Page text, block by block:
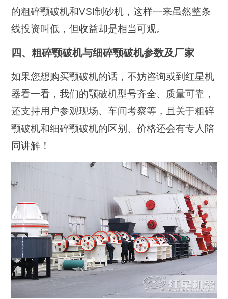
的粗碎颚破机和VSI制砂机，这样一来虽然整条
线投资叫低，但收益却是相当可观。
四、粗碎颚破机与细碎颚破机参数及厂家
如果您想购买颚破机的话，不妨咨询或到红星机
器看一看，我们的颚破机型号齐全、质量可靠，
还支持用户参观现场、车间考察等，且关于粗碎
颚破机和细碎颚破机的区别、价格还会有专人陪
同讲解！